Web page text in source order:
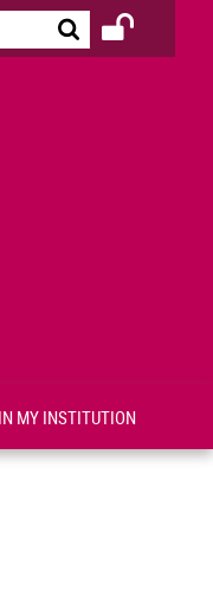
IN MY INSTITUTION